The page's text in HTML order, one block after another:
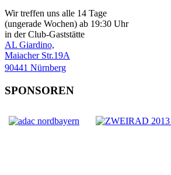
Wir treffen uns alle 14 Tage
(ungerade Wochen) ab 19:30 Uhr
in der Club-Gaststätte
AL Giardino,
Maiacher Str.19A
90441 Nürnberg
SPONSOREN